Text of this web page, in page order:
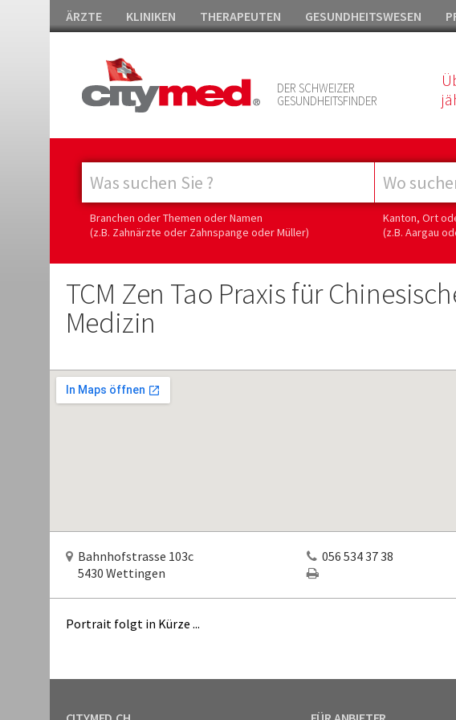
ÄRZTE KLINIKEN THERAPEUTEN GESUNDHEITSWESEN
DER SCHWEIZER
GESUNDHEITSFINDER
Branchen oder Themen oder Namen
(z.B. Zahnärzte oder Zahnspange oder Müller)
Kanton, Ort
(z.B. Aargau
TCM Zen Tao Praxis für
Medizin
Bahnhofstrasse 103c
5430 Wettingen
056 534 37 38
Portrait folgt in Kürze ...